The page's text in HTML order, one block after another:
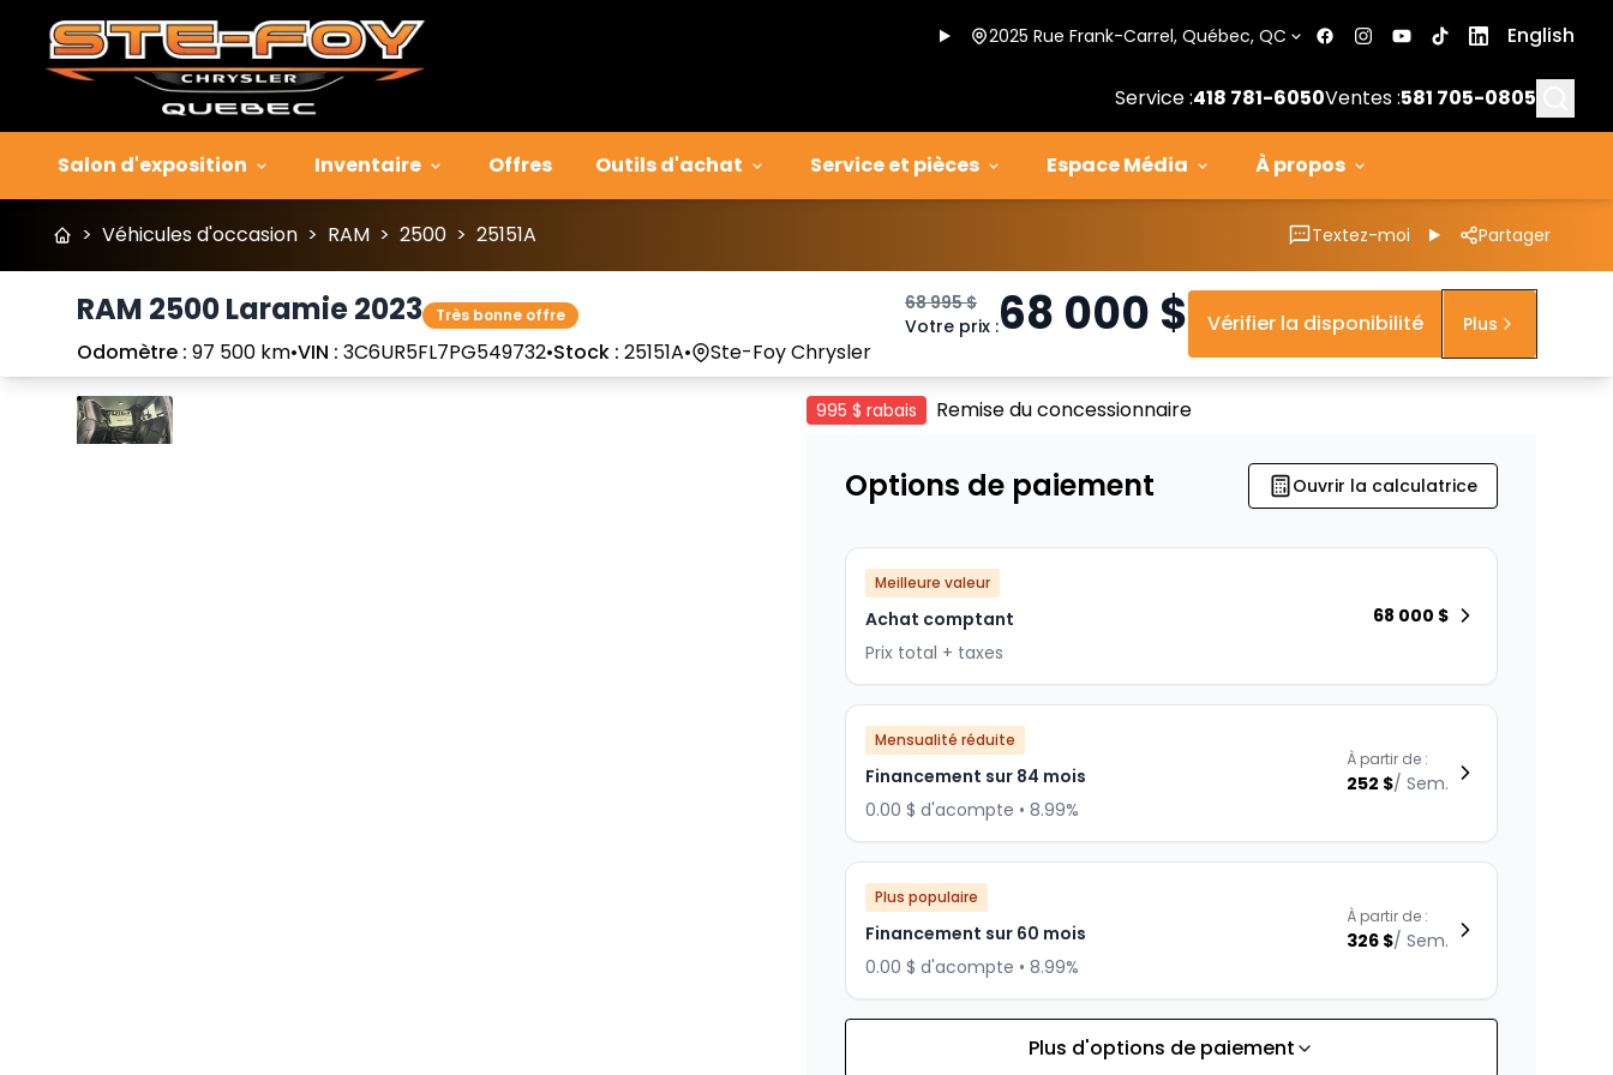
2025 Rue Frank-Carrel, Québec, QC English
Service :418 781-6050Ventes :581 705-0805
Salon d'exposition Inventaire Offres Outils d'achat Service et pièces Espace Média À propos
> Véhicules d'occasion > RAM > 2500 > 25151A Textez-moi Partager
RAM 2500 Laramie 2023 Très bonne offre
Odomètre : 97 500 km•VIN : 3C6UR5FL7PG549732•Stock : 25151A• Ste-Foy Chrysler
68 995$
Votre prix :68 000 $ Vérifier la disponibilité Plus
ArrêterPrécédent
Suivant
995 $ rabais Remise du concessionnaire
Options de paiement Ouvrir la calculatrice
Meilleure valeur
Achat comptant
Prix total + taxes
68 000 $
Mensualité réduite
Financement sur 84 mois
0.00 $ d'acompte • 8.99%
À partir de :
252 $/ Sem.
Plus populaire
Financement sur 60 mois
0.00 $ d'acompte • 8.99%
À partir de :
326 $/ Sem.
Financement sur 72 moisPlus d'options de paiement